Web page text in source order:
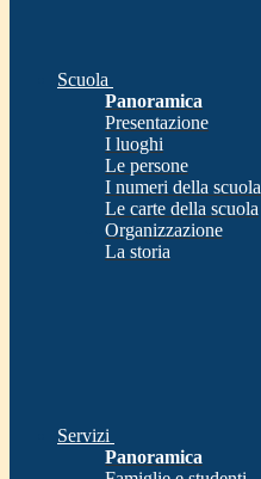
Scuola
Panoramica
Presentazione
I luoghi
Le persone
I numeri della scuola
Le carte della scuola
Organizzazione
La storia
Servizi
Panoramica